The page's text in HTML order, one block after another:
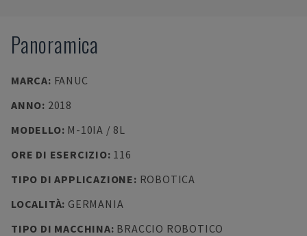
Panoramica
MARCA: FANUC
ANNO: 2018
MODELLO: M-10IA / 8L
ORE DI ESERCIZIO: 116
TIPO DI APPLICAZIONE: ROBOTICA
LOCALITÀ: GERMANIA
TIPO DI MACCHINA: BRACCIO ROBOTICO